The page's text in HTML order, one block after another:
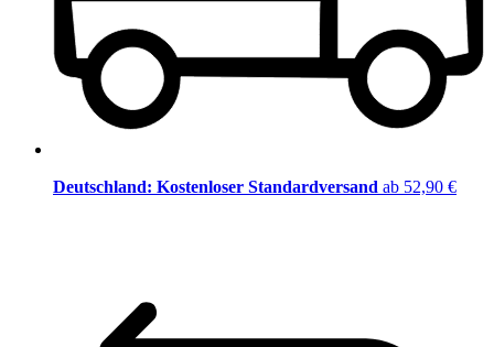
Deutschland: Kostenloser Standardversand ab 52,90 €